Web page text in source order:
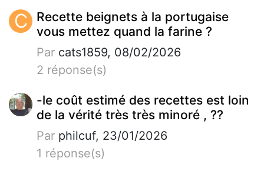
C
Recette beignets à la portugaise
vous mettez quand la farine ?
Par cats1859, 08/02/2026
2 réponse(s)
-le coût estimé des recettes est loin
de la vérité très très minoré , ??
Par philcuf, 23/01/2026
1 réponse(s)